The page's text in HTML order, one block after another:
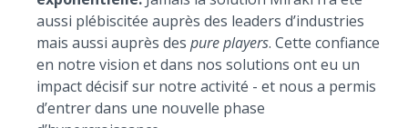
aussi plébiscitée auprès des leaders d’industries
mais aussi auprès des pure players. Cette confiance
en notre vision et dans nos solutions ont eu un
impact décisif sur notre activité - et nous a permis
d’entrer dans une nouvelle phase